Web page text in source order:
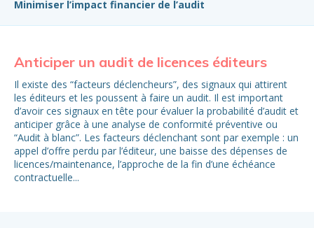
Minimiser l’impact financier de l’audit
Anticiper un audit de licences éditeurs
Il existe des “facteurs déclencheurs”, des signaux qui attirent
les éditeurs et les poussent à faire un audit. Il est important
d’avoir ces signaux en tête pour évaluer la probabilité d’audit et
anticiper grâce à une analyse de conformité préventive ou
“Audit à blanc”. Les facteurs déclenchant sont par exemple : un
appel d’offre perdu par l’éditeur, une baisse des dépenses de
licences/maintenance, l’approche de la fin d’une échéance
contractuelle...